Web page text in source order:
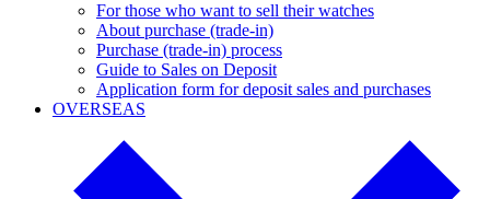
For those who want to sell their watches
About purchase (trade-in)
Purchase (trade-in) process
Guide to Sales on Deposit
Application form for deposit sales and purchases
OVERSEAS